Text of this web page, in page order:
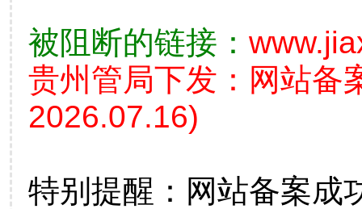
被阻断的链接：
贵州管局下发：网站备
2026.07.16)
特别提醒：网站备案成